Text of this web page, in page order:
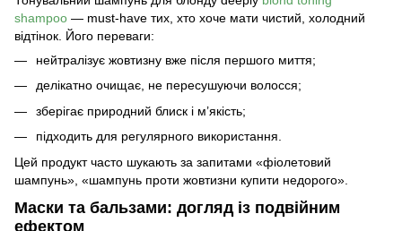
shampoo — must-have тих, хто хоче мати чистий, холодний
відтінок. Його переваги:
нейтралізує жовтизну вже після першого миття;
делікатно очищає, не пересушуючи волосся;
зберігає природний блиск і м’якість;
підходить для регулярного використання.
Цей продукт часто шукають за запитами «фіолетовий
шампунь», «шампунь проти жовтизни купити недорого».
Маски та бальзами: догляд із подвійним
ефектом